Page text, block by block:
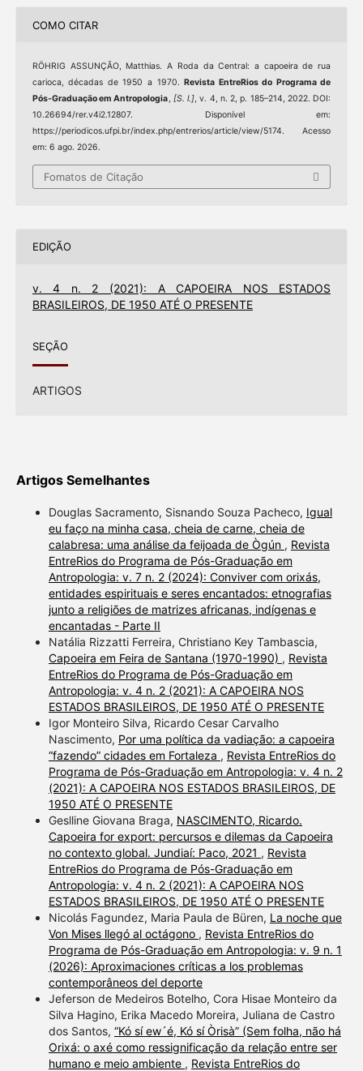
COMO CITAR
RÖHRIG ASSUNÇÃO, Matthias. A Roda da Central: a capoeira de rua
carioca, décadas de 1950 a 1970.Revista EntreRios do Programa de
Pós-Graduação em Antropologia, [S. l.], v. 4, n. 2, p. 185–214, 2022. DOI:
10.26694/rer.v4i2.12807. Disponível em:
https://periodicos.ufpi.br/index.php/entrerios/article/view/5174. Acesso
em: 6 ago. 2026.
Fomatos de Citação
EDIÇÃO
v. 4 n. 2 (2021): A CAPOEIRA NOS ESTADOS
BRASILEIROS, DE 1950 ATÉ O PRESENTE
SEÇÃO
ARTIGOS
Artigos Semelhantes
Douglas Sacramento, Sisnando Souza Pacheco, Igual
eu faço na minha casa, cheia de carne, cheia de
calabresa: uma análise da feijoada de Ògún , Revista
EntreRios do Programa de Pós-Graduação em
Antropologia: v. 7 n. 2 (2024): Conviver com orixás,
entidades espirituais e seres encantados: etnografias
junto a religiões de matrizes africanas, indígenas e
encantadas - Parte II
Natália Rizzatti Ferreira, Christiano Key Tambascia,
Capoeira em Feira de Santana (1970-1990) , Revista
EntreRios do Programa de Pós-Graduação em
Antropologia: v. 4 n. 2 (2021): A CAPOEIRA NOS
ESTADOS BRASILEIROS, DE 1950 ATÉ O PRESENTE
Igor Monteiro Silva, Ricardo Cesar Carvalho
Nascimento, Por uma política da vadiação: a capoeira
“fazendo” cidades em Fortaleza , Revista EntreRios do
Programa de Pós-Graduação em Antropologia: v. 4 n. 2
(2021): A CAPOEIRA NOS ESTADOS BRASILEIROS, DE
1950 ATÉ O PRESENTE
Geslline Giovana Braga, NASCIMENTO, Ricardo.
Capoeira for export: percursos e dilemas da Capoeira
no contexto global. Jundiaí: Paco, 2021 , Revista
EntreRios do Programa de Pós-Graduação em
Antropologia: v. 4 n. 2 (2021): A CAPOEIRA NOS
ESTADOS BRASILEIROS, DE 1950 ATÉ O PRESENTE
Nicolás Fagundez, Maria Paula de Büren, La noche que
Von Mises llegó al octágono , Revista EntreRios do
Programa de Pós-Graduação em Antropologia: v. 9 n. 1
(2026): Aproximaciones críticas a los problemas
contemporâneos del deporte
Jeferson de Medeiros Botelho, Cora Hisae Monteiro da
Silva Hagino, Erika Macedo Moreira, Juliana de Castro
dos Santos, “Kó sí ew´é, Kó sí Òrisà” (Sem folha, não há
Orixá: o axé como ressignificação da relação entre ser
humano e meio ambiente , Revista EntreRios do